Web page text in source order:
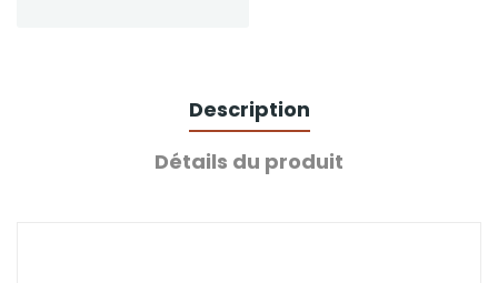
Description
Détails du produit